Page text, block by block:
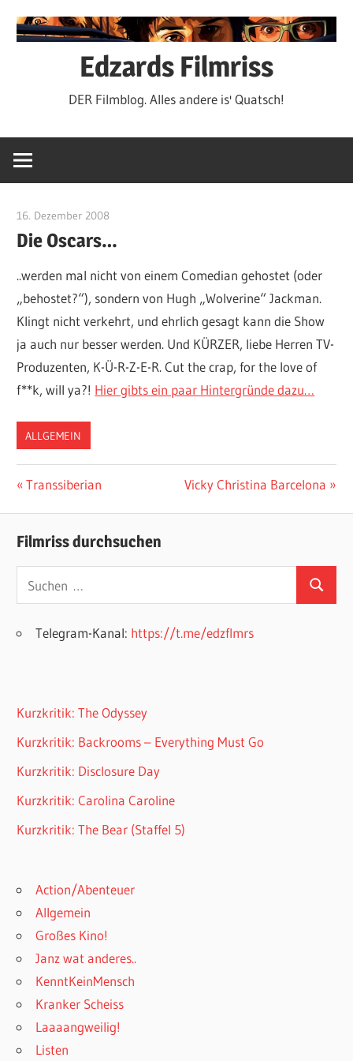
Inhalt
Edzards Filmriss
DER Filmblog. Alles andere is' Quatsch!
16. Dezember 2008
Die Oscars…
..werden mal nicht von einem Comedian gehostet (oder
„behostet?“), sondern von Hugh „Wolverine“ Jackman.
Klingt nicht verkehrt, und ehrlich gesagt kann die Show
ja auch nur besser werden. Und KÜRZER, liebe Herren TV-
Produzenten, K-Ü-R-Z-E-R. Cut the crap, for the love of
f**k, will ya?! Hier gibts ein paar Hintergründe dazu…
ALLGEMEIN
Beitragsnavigation
Vorheriger
Transsiberian
Nächster
Vicky Christina Barcelona
Filmriss durchsuchen
nach:
Suchen
Telegram-Kanal: https://t.me/edzflmrs
Kurzkritik: The Odyssey
Kurzkritik: Backrooms – Everything Must Go
Kurzkritik: Disclosure Day
Kurzkritik: Carolina Caroline
Kurzkritik: The Bear (Staffel 5)
Action/Abenteuer
Allgemein
Großes Kino!
Janz wat anderes..
KenntKeinMensch
Kranker Scheiss
Laaaangweilig!
Listen